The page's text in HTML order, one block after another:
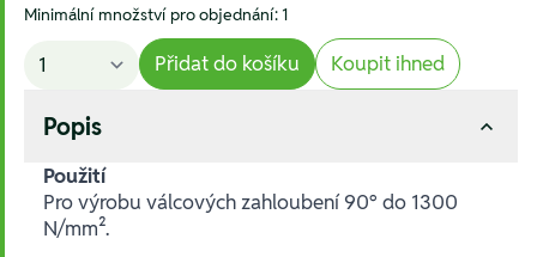
Minimální množství pro objednání: 1
Přidat do košíku Koupit ihned
Popis
Použití
Pro výrobu válcových zahloubení 90° do 1300
N/mm².